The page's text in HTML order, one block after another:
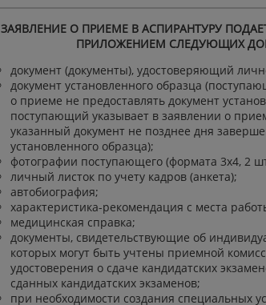
ЗАЯВЛЕНИЕ О ПРИЕМЕ В АСПИРАНТУРУ
ПРИЛОЖЕНИЕМ СЛЕДУЮЩИХ
документ (документы), удостоверяющий
документ установленного образца
о приеме не предоставлять документ
поступающий указывает в заявлении о
указанный документ не позднее дня
установленного образца);
фотографии поступающего (формата 3x4, 2
личный листок по учету кадров (анкета);
автобиография;
характеристика-рекомендация с места
медицинская справка;
документы, свидетельствующие об
которых могут быть учтены приемной
удостоверения о сдаче кандидатских
сданных кандидатских экзаменов;
при необходимости создания специальных